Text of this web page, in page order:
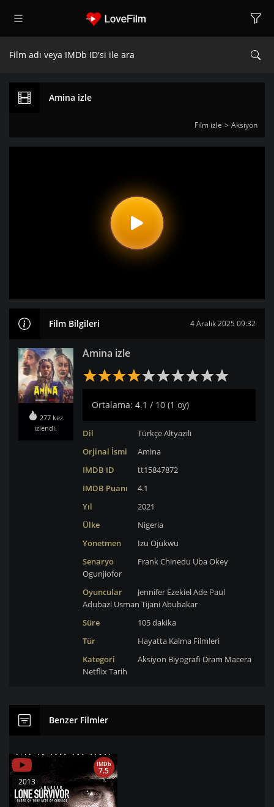
Amina izle
Film izle Aksiyon
Film Bilgileri 4 Aralık 2025 09:32
277 kez
izlendi.
Amina izle
Ortalama: 4.1 / 10 (1 oy)
Dil
Türkçe Altyazılı
Orjinal İsmi
Amina
IMDB ID
tt15847872
IMDB Puanı
4.1
Yıl
2021
Ülke
Nigeria
Yönetmen
Izu Ojukwu
Senaryo
Frank Chinedu UbaOkey
Ogunjiofor
Oyuncular
Jennifer Ezekiel Ade Paul
Adubazi Usman Tijani Abubakar
Süre
105 dakika
Tür
Hayatta Kalma Filmleri
Kategori
Aksiyon Biyografi Dram Macera
NetflixTarih
Benzer Filmler
IMDb
7.5
2013